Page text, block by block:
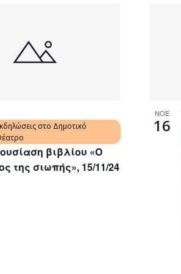
βιβλίου «Ο
της σιωπής», 15/11/24
στο Δημοτικό
ΝΟΕ
16